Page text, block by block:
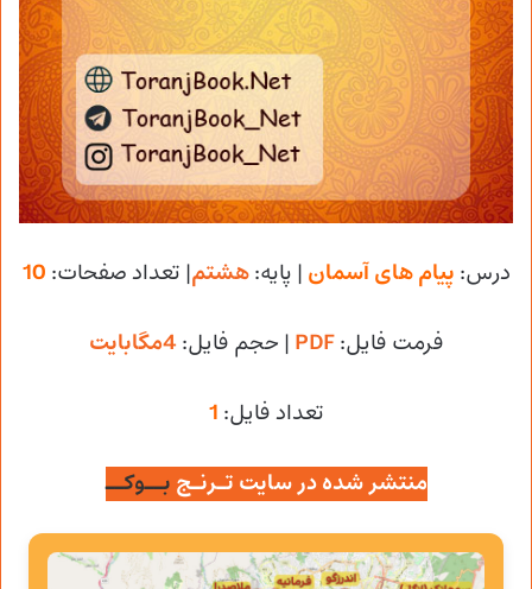
درس: پیام های آسمان | پایه:هشتم| تعداد صفحات:
فرمت فایل:PDF | حجم فایل:4مگابایت
تعداد فایل: 1
منتشر شده در سایت تـرنـج بــوکــ